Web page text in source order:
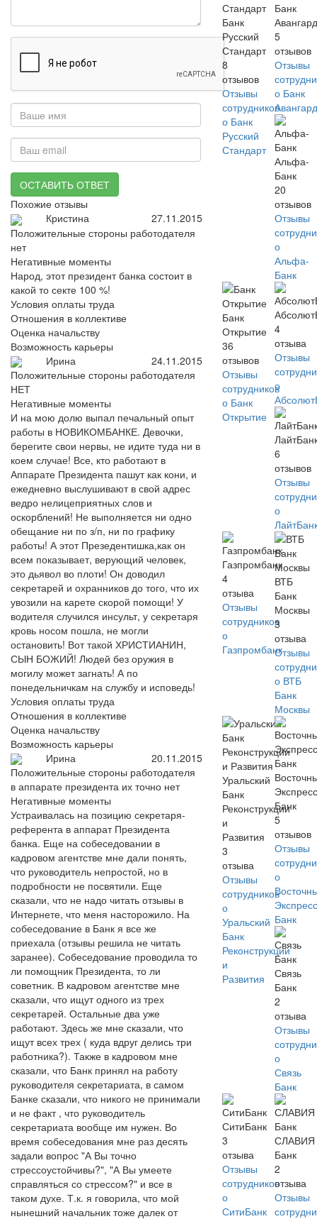
ОСТАВИТЬ ОТВЕТ
Похожие отзывы
Кристина
27.11.2015
Положительные стороны работодателя
нет
Негативные моменты
Народ, этот президент банка состоит в
какой то секте 100 %!
Условия оплаты труда
Отношения в коллективе
Оценка начальству
Возможность карьеры
Ирина
24.11.2015
Положительные стороны работодателя
НЕТ
Негативные моменты
И на мою долю выпал печальный опыт
работы в НОВИКОМБАНКЕ. Девочки,
берегите свои нервы, не идите туда ни в
коем случае! Все, кто работают в
Аппарате Президента пашут как кони, и
ежедневно выслушивают в свой адрес
ведро нелицеприятных слов и
оскорблений! Не выполняется ни одно
обещание ни по з/п, ни по графику
работы! А этот Презедентишка,как он
всем показывает, верующий человек,
это дьявол во плоти! Он доводил
секретарей и охранников до того, что их
увозили на карете скорой помощи! У
водителя случился инсульт, у секретаря
кровь носом пошла, не могли
остановить! Вот такой ХРИСТИАНИН,
СЫН БОЖИЙ! Людей без оружия в
могилу может загнать! А по
понедельничкам на службу и исповедь!
Условия оплаты труда
Отношения в коллективе
Оценка начальству
Возможность карьеры
Ирина
20.11.2015
Положительные стороны работодателя
в аппарате президента их точно нет
Негативные моменты
Устраивалась на позицию секретаря-
референта в аппарат Президента
банка. Еще на собеседовании в
кадровом агентстве мне дали понять,
что руководитель непростой, но в
подробности не посвятили. Еще
сказали, что не надо читать отзывы в
Интернете, что меня насторожило. На
собеседование в Банк я все же
приехала (отзывы решила не читать
заранее). Собеседование проводила то
ли помощник Президента, то ли
советник. В кадровом агентстве мне
сказали, что ищут одного из трех
секретарей. Остальные два уже
работают. Здесь же мне сказали, что
ищут всех трех ( куда вдруг делись три
работника?). Также в кадровом мне
сказали, что Банк принял на работу
руководителя секретариата, в самом
Банке сказали, что никого не принимали
и не факт , что руководитель
секретариата вообще им нужен. Во
время собеседования мне раз десять
задали вопрос "А Вы точно
стрессоустойчивы?", "А Вы умеете
справляться со стрессом?" и все в
таком духе. Т.к. я говорила, что мой
нынешний начальник тоже далек от
Банк
Русский
Стандарт
8
отзывов
Отзывы
сотрудников
о Банк
Русский
Стандарт
Банк
5
отзывов
Отзывы
о Банк
Альфа-
Банк
20
отзывов
Отзывы
о
Альфа-
Банк
Банк
Открытие
36
отзывов
Отзывы
сотрудников
о Банк
Открытие
4
отзыва
Отзывы
о
6
отзывов
Отзывы
о
Газпромбанк
4
отзыва
Отзывы
сотрудников
о
Газпромбанк
ВТБ
Банк
Москвы
3
отзыва
Отзывы
о ВТБ
Банк
Москвы
Уральский
Банк
Реконструкции
и
Развития
3
отзыва
Отзывы
сотрудников
о
Уральский
Банк
Реконструкции
и
Развития
Банк
5
отзывов
Отзывы
о
Банк
Связь
Банк
2
отзыва
Отзывы
о
Связь
Банк
СитиБанк
3
отзыва
Отзывы
сотрудников
о
СитиБанк
СЛАВИЯ
Банк
2
отзыва
Отзывы